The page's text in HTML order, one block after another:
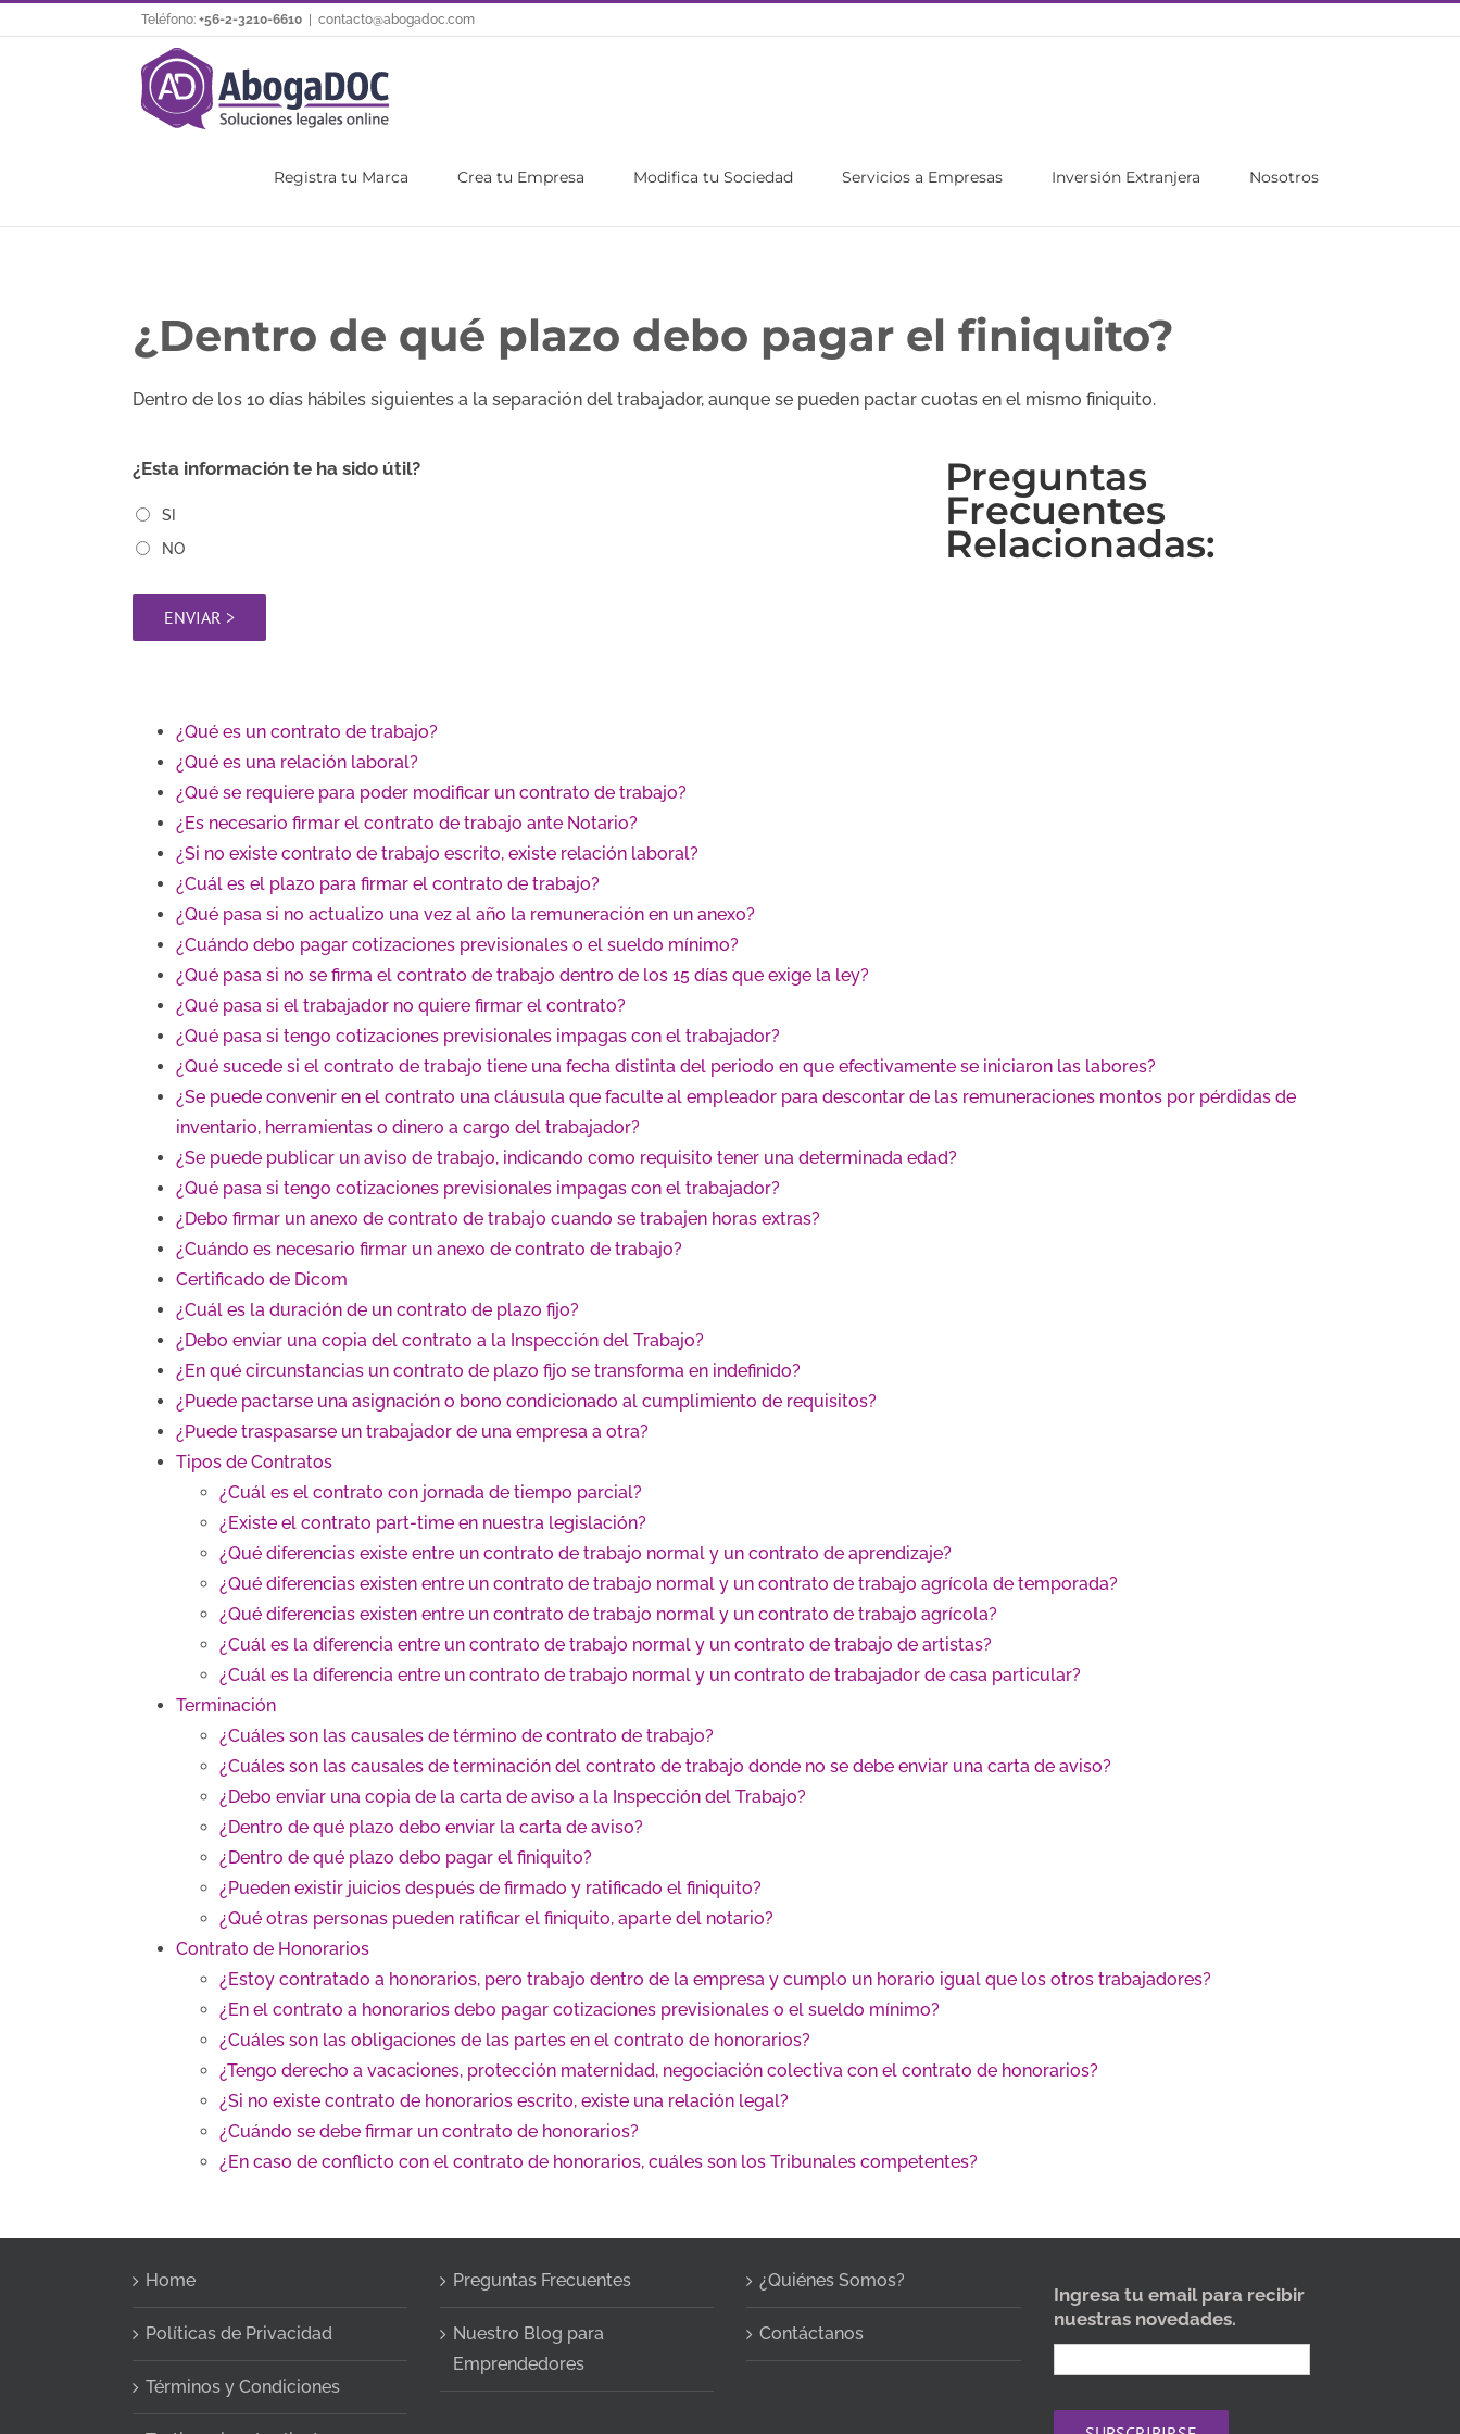
al
Teléfono: +56-2-3210-6610 contacto@abogadoc.com
Registra tu Marca Crea tu Empresa Modifica tu Sociedad Servicios a Empresas Inversión Extranjera Nosotros
¿Dentro de qué plazo debo pagar el finiquito?
Dentro de los 10 días hábiles siguientes a la separación del trabajador, aunque se pueden pactar cuotas en el mismo finiquito.
¿Esta información te ha sido útil?
SI
NO
Preguntas
Frecuentes
Relacionadas:
¿Qué es un contrato de trabajo?
¿Qué es una relación laboral?
¿Qué se requiere para poder modificar un contrato de trabajo?
¿Es necesario firmar el contrato de trabajo ante Notario?
¿Si no existe contrato de trabajo escrito, existe relación laboral?
¿Cuál es el plazo para firmar el contrato de trabajo?
¿Qué pasa si no actualizo una vez al año la remuneración en un anexo?
¿Cuándo debo pagar cotizaciones previsionales o el sueldo mínimo?
¿Qué pasa si no se firma el contrato de trabajo dentro de los 15 días que exige la ley?
¿Qué pasa si el trabajador no quiere firmar el contrato?
¿Qué pasa si tengo cotizaciones previsionales impagas con el trabajador?
¿Qué sucede si el contrato de trabajo tiene una fecha distinta del periodo en que efectivamente se iniciaron las labores?
¿Se puede convenir en el contrato una cláusula que faculte al empleador para descontar de las remuneraciones montos por pérdidas de
inventario, herramientas o dinero a cargo del trabajador?
¿Se puede publicar un aviso de trabajo, indicando como requisito tener una determinada edad?
¿Qué pasa si tengo cotizaciones previsionales impagas con el trabajador?
¿Debo firmar un anexo de contrato de trabajo cuando se trabajen horas extras?
¿Cuándo es necesario firmar un anexo de contrato de trabajo?
Certificado de Dicom
¿Cuál es la duración de un contrato de plazo fijo?
¿Debo enviar una copia del contrato a la Inspección del Trabajo?
¿En qué circunstancias un contrato de plazo fijo se transforma en indefinido?
¿Puede pactarse una asignación o bono condicionado al cumplimiento de requisitos?
¿Puede traspasarse un trabajador de una empresa a otra?
Tipos de Contratos
¿Cuál es el contrato con jornada de tiempo parcial?
¿Existe el contrato part-time en nuestra legislación?
¿Qué diferencias existe entre un contrato de trabajo normal y un contrato de aprendizaje?
¿Qué diferencias existen entre un contrato de trabajo normal y un contrato de trabajo agrícola de temporada?
¿Qué diferencias existen entre un contrato de trabajo normal y un contrato de trabajo agrícola?
¿Cuál es la diferencia entre un contrato de trabajo normal y un contrato de trabajo de artistas?
¿Cuál es la diferencia entre un contrato de trabajo normal y un contrato de trabajador de casa particular?
Terminación
¿Cuáles son las causales de término de contrato de trabajo?
¿Cuáles son las causales de terminación del contrato de trabajo donde no se debe enviar una carta de aviso?
¿Debo enviar una copia de la carta de aviso a la Inspección del Trabajo?
¿Dentro de qué plazo debo enviar la carta de aviso?
¿Dentro de qué plazo debo pagar el finiquito?
¿Pueden existir juicios después de firmado y ratificado el finiquito?
¿Qué otras personas pueden ratificar el finiquito, aparte del notario?
Contrato de Honorarios
¿Estoy contratado a honorarios, pero trabajo dentro de la empresa y cumplo un horario igual que los otros trabajadores?
¿En el contrato a honorarios debo pagar cotizaciones previsionales o el sueldo mínimo?
¿Cuáles son las obligaciones de las partes en el contrato de honorarios?
¿Tengo derecho a vacaciones, protección maternidad, negociación colectiva con el contrato de honorarios?
¿Si no existe contrato de honorarios escrito, existe una relación legal?
¿Cuándo se debe firmar un contrato de honorarios?
¿En caso de conflicto con el contrato de honorarios, cuáles son los Tribunales competentes?
Home
Políticas de Privacidad
Términos y Condiciones
Preguntas Frecuentes
Nuestro Blog para
Emprendedores
¿Quiénes Somos?
Contáctanos
Ingresa tu email para recibir
nuestras novedades.